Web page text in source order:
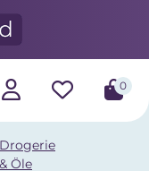
0
Öle